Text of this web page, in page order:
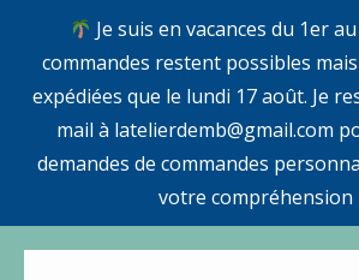
Je suis en vacances du 1er
commandes restent possibles
expédiées que le lundi 17 août. Je
mail à latelierdemb@gmail.com
demandes de commandes
votre compréhension